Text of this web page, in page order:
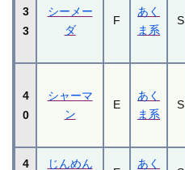
3
3
シーメー
ダ
F
あく
ま系
S
4
0
シャーマ
ン
E
あく
ま系
S
4
じんめん
あく